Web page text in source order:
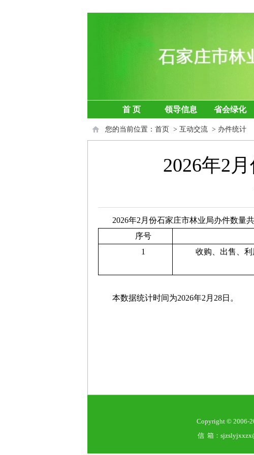
首 页 领导信息 省会绿化
您的当前位置： 首页 > 互动交流> 办件统计
2026年2
2026年2 月份石家庄市林业局办件数量
序号
1
收购、出售、
本数据统计时间为2026年2 月 28日 。
Copyright © 2006-
信 箱：